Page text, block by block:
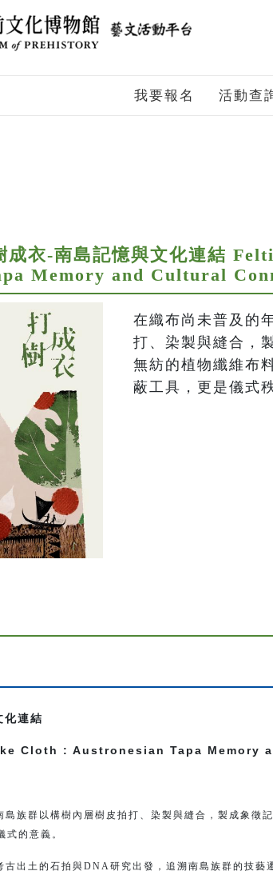
我要報名 活動查
成衣-南島記憶與文化連結
Memory and Cultural
在織布尚未普及的
打、染製與縫合，
無紡的植物纖維布
蔽工具，更是儀式
化連結
Cloth : Austronesian Tapa Memory
島族群以構樹內層樹皮拍打、染製與縫合，製成象
式的意義。
古出土的石拍與DNA研究出發，追溯南島族群的技